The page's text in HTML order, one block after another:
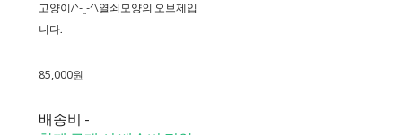
고양이/ᐠ-ꞈ-ᐟ\열쇠모양의 오브제입
니다.
85,000원
배송비 -